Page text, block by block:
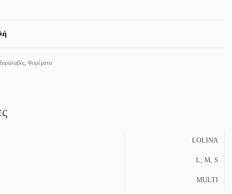
, Φορέματα
LOLINA
L, M, S
MULTI